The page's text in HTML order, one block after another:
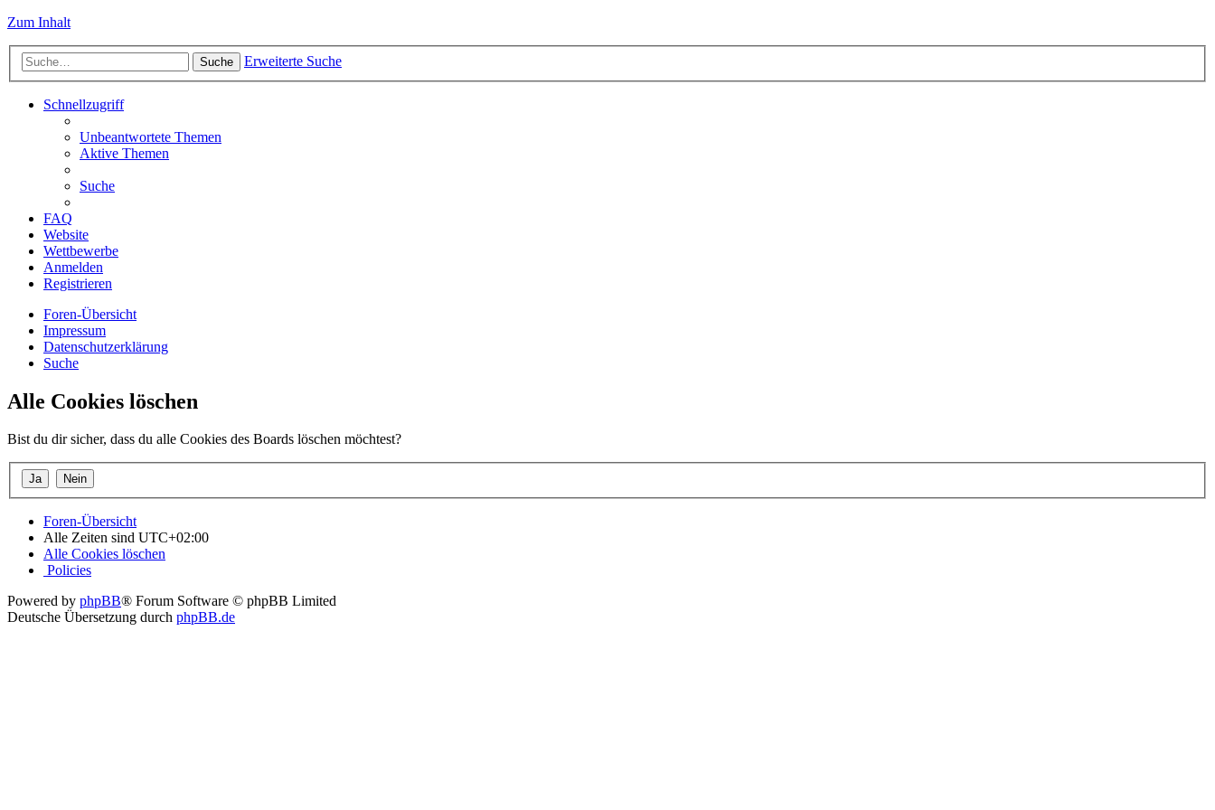
Zum Inhalt
Suche Erweiterte Suche
Schnellzugriff
Unbeantwortete Themen
Aktive Themen
Suche
FAQ
Website
Wettbewerbe
Anmelden
Registrieren
Foren-Übersicht
Impressum
Datenschutzerklärung
Suche
Alle Cookies löschen
Bist du dir sicher, dass du alle Cookies des Boards löschen möchtest?
Foren-Übersicht
Alle Zeiten sind UTC+02:00
Alle Cookies löschen
Policies
Powered by phpBB® Forum Software © phpBB Limited
Deutsche Übersetzung durch phpBB.de